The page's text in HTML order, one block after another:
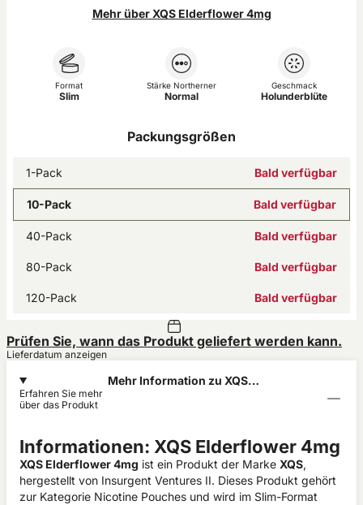
Mehr über XQS Elderflower 4mg
Format
Slim
Stärke Northerner
Normal
Geschmack
Holunderblüte
Packungsgrößen
1-Pack Bald verfügbar
10-Pack Bald verfügbar
40-Pack Bald verfügbar
80-Pack Bald verfügbar
120-Pack Bald verfügbar
Prüfen Sie, wann das Produkt geliefert werden kann.
Lieferdatum anzeigen
Mehr Information zu XQS
Erfahren Sie mehr
über das Produkt
Informationen: XQS Elderflower 4mg
XQS Elderflower 4mg ist ein Produkt der Marke XQS,
hergestellt von Insurgent Ventures II. Dieses Produkt gehört
zur Kategorie Nicotine Pouches und wird im Slim-Format